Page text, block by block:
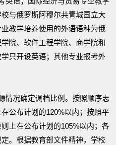
与俄罗斯阿穆尔共青城国立大
教学培养使用的外语语种为俄
院、软件工程学院、商学院和
只开设英语；其他专业报考外
情况确定调档比例。按照顺序志
公布计划的120%以内；按照平
上在公布计划的105%以内；各
。根据教育部文件精神，学校